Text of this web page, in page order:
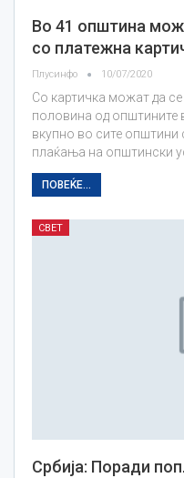
Во 41 општина
со платежна
Плусинфо 10/07/2020
Со картичка можат да се
половина од општините
вкупно во сите општини
плаќања на општински
ПОВЕЌЕ...
СВЕТ
Србија: Поради